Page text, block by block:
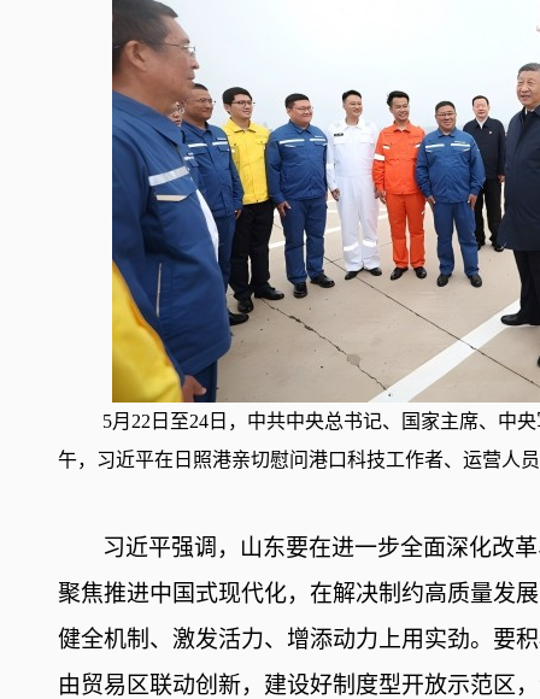
5月22日至24日，中共中央总书记、国家主席、中
午，习近平在日照港亲切慰问港口科技工作者、运营人
习近平强调，山东要在进一步全面深化改
聚焦推进中国式现代化，在解决制约高质量发
健全机制、激发活力、增添动力上用实劲。要
由贸易区联动创新，建设好制度型开放示范区